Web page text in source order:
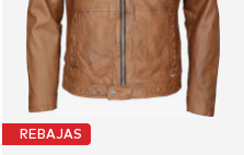
REBAJAS